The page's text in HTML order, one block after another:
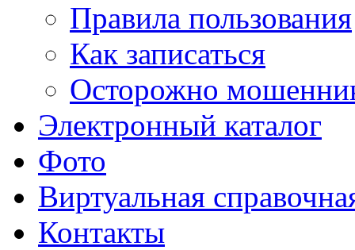
Правила пользования
Как записаться
Осторожно
Электронный каталог
Фото
Виртуальная
Контакты